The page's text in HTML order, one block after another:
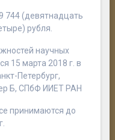
744 (девятнадцать
рубля.
научных
15 марта 2018 г. в
Петербург,
Б, СПбФ ИИЕТ РАН
принимаются до